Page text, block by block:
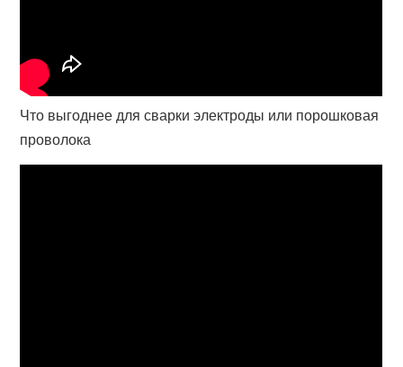
Что выгоднее для сварки электроды или порошковая
проволока